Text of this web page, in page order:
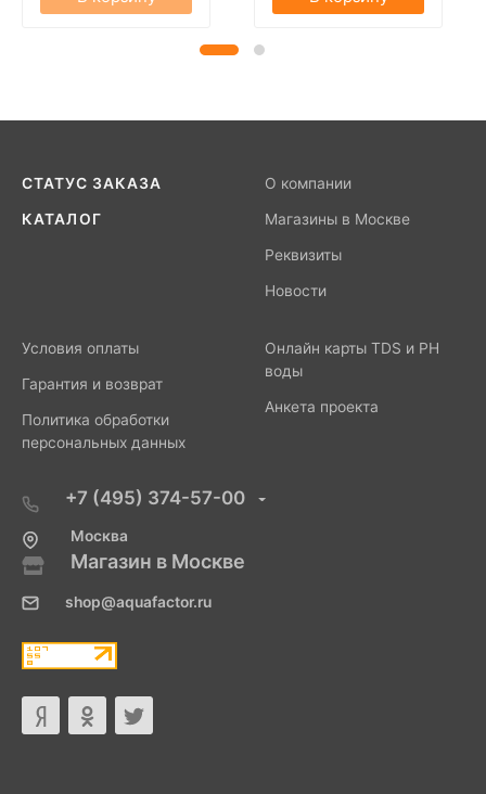
СТАТУС ЗАКАЗА
КАТАЛОГ
О компании
Магазины в Москве
Реквизиты
Новости
Условия оплаты
Гарантия и возврат
Политика обработки
персональных данных
Онлайн карты TDS и PH
воды
Анкета проекта
+7 (495) 374-57-00
Москва
Магазин в Москве
shop@aquafactor.ru